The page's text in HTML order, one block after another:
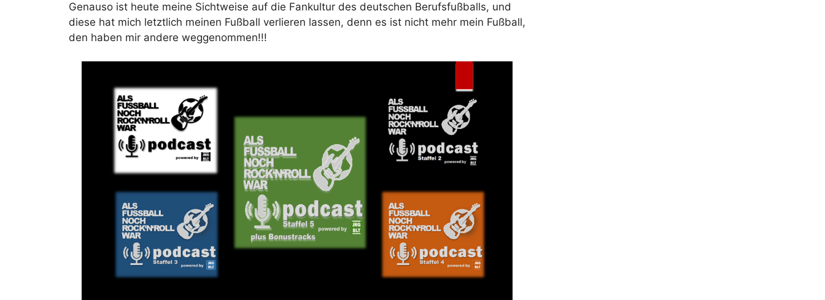
Genauso ist heute meine Sichtweise auf die Fankultur des deutschen Berufsfußballs, und
diese hat mich letztlich meinen Fußball verlieren lassen, denn es ist nicht mehr mein Fußball,
den haben mir andere weggenommen!!!